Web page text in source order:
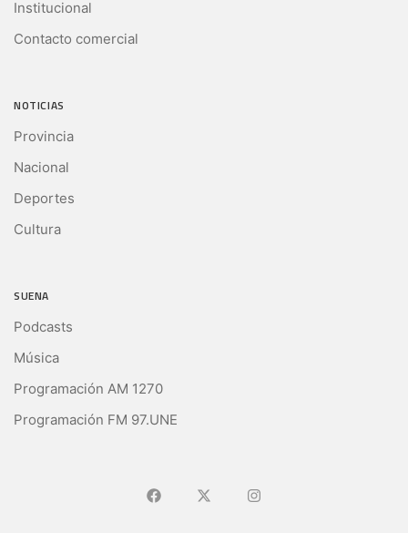
Institucional
Contacto comercial
NOTICIAS
Provincia
Nacional
Deportes
Cultura
SUENA
Podcasts
Música
Programación AM 1270
Programación FM 97.UNE
Ir a FacebookIr a X (Ex-Twitter)
Ir a